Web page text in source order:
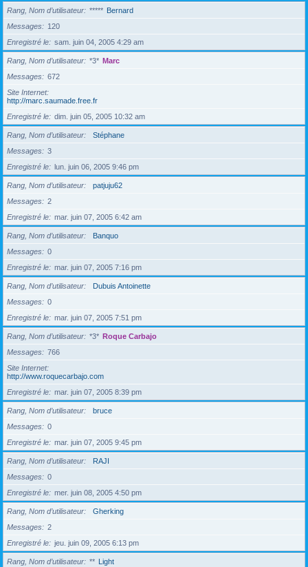
Rang, Nom d’utilisateur ***** Bernard
Messages
120
Enregistré le
sam. juin 04, 2005 4:29 am
Rang, Nom d’utilisateur *3* Marc
Messages
672
Site Internet
http://marc.saumade.free.fr
Enregistré le
dim. juin 05, 2005 10:32 am
Rang, Nom d’utilisateur
Stéphane
Messages
3
Enregistré le
lun. juin 06, 2005 9:46 pm
Rang, Nom d’utilisateur
patjuju62
Messages
2
Enregistré le
mar. juin 07, 2005 6:42 am
Rang, Nom d’utilisateur
Banquo
Messages
0
Enregistré le
mar. juin 07, 2005 7:16 pm
Rang, Nom d’utilisateur
Dubuis Antoinette
Messages
0
Enregistré le
mar. juin 07, 2005 7:51 pm
Rang, Nom d’utilisateur *3* Roque Carbajo
Messages
766
Site Internet
http://www.roquecarbajo.com
Enregistré le
mar. juin 07, 2005 8:39 pm
Rang, Nom d’utilisateur
bruce
Messages
0
Enregistré le
mar. juin 07, 2005 9:45 pm
Rang, Nom d’utilisateur
RAJI
Messages
0
Enregistré le
mer. juin 08, 2005 4:50 pm
Rang, Nom d’utilisateur
Gherking
Messages
2
Enregistré le
jeu. juin 09, 2005 6:13 pm
Rang, Nom d’utilisateur ** Light